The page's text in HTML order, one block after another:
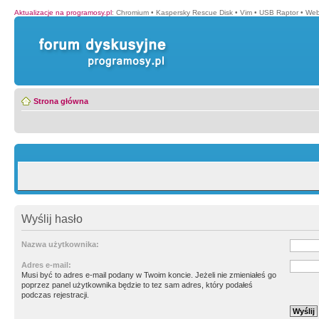
Aktualizacje na programosy.pl: Chromium • Kaspersky Rescue Disk • Vim • USB Raptor •
Strona główna
Wyślij hasło
Nazwa użytkownika:
Adres e-mail:
Musi być to adres e-mail podany w Twoim koncie. Jeżeli nie zmieniałeś go
poprzez panel użytkownika będzie to tez sam adres, który podałeś
podczas rejestracji.